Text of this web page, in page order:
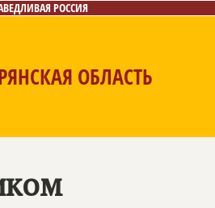
РОССИЯ
ОБЛАСТЬ